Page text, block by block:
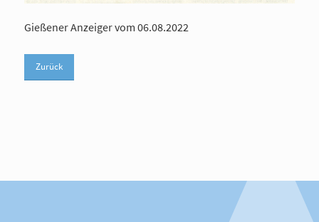
Gießener Anzeiger vom 06.08.2022
Zurück